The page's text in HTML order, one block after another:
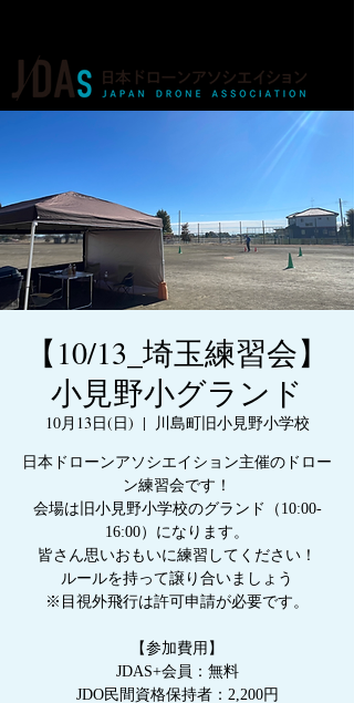
【10/13_埼玉練習会】
小見野小グランド
10月13日(日)
  |
川島町旧小見野小学校
日本ドローンアソシエイション主催のドロー
ン練習会です！
会場は旧小見野小学校のグランド（10:00-
16:00）になります。
皆さん思いおもいに練習してください！
ルールを持って譲り合いましょう
※目視外飛行は許可申請が必要です。
【参加費用】
JDAS+会員：無料
JDO民間資格保持者：2,200円